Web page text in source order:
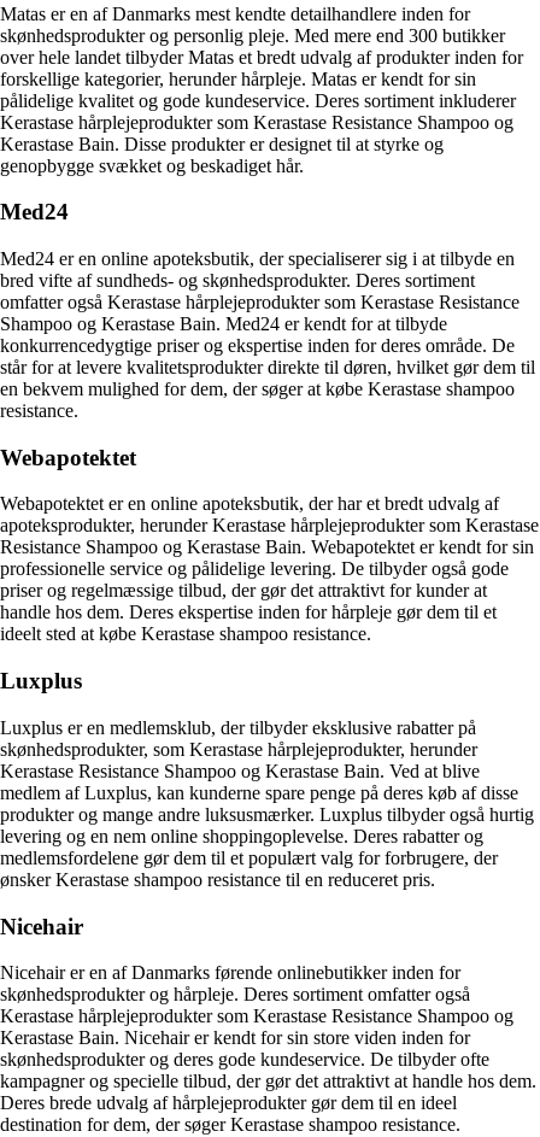
Matas er en af Danmarks mest kendte detailhandlere inden for
skønhedsprodukter og personlig pleje. Med mere end 300 butikker
over hele landet tilbyder Matas et bredt udvalg af produkter inden for
forskellige kategorier, herunder hårpleje. Matas er kendt for sin
pålidelige kvalitet og gode kundeservice. Deres sortiment inkluderer
Kerastase hårplejeprodukter som Kerastase Resistance Shampoo og
Kerastase Bain. Disse produkter er designet til at styrke og
genopbygge svækket og beskadiget hår.
Med24
Med24 er en online apoteksbutik, der specialiserer sig i at tilbyde en
bred vifte af sundheds- og skønhedsprodukter. Deres sortiment
omfatter også Kerastase hårplejeprodukter som Kerastase Resistance
Shampoo og Kerastase Bain. Med24 er kendt for at tilbyde
konkurrencedygtige priser og ekspertise inden for deres område. De
står for at levere kvalitetsprodukter direkte til døren, hvilket gør dem til
en bekvem mulighed for dem, der søger at købe Kerastase shampoo
resistance.
Webapotektet
Webapotektet er en online apoteksbutik, der har et bredt udvalg af
apoteksprodukter, herunder Kerastase hårplejeprodukter som Kerastase
Resistance Shampoo og Kerastase Bain. Webapotektet er kendt for sin
professionelle service og pålidelige levering. De tilbyder også gode
priser og regelmæssige tilbud, der gør det attraktivt for kunder at
handle hos dem. Deres ekspertise inden for hårpleje gør dem til et
ideelt sted at købe Kerastase shampoo resistance.
Luxplus
Luxplus er en medlemsklub, der tilbyder eksklusive rabatter på
skønhedsprodukter, som Kerastase hårplejeprodukter, herunder
Kerastase Resistance Shampoo og Kerastase Bain. Ved at blive
medlem af Luxplus, kan kunderne spare penge på deres køb af disse
produkter og mange andre luksusmærker. Luxplus tilbyder også hurtig
levering og en nem online shoppingoplevelse. Deres rabatter og
medlemsfordelene gør dem til et populært valg for forbrugere, der
ønsker Kerastase shampoo resistance til en reduceret pris.
Nicehair
Nicehair er en af Danmarks førende onlinebutikker inden for
skønhedsprodukter og hårpleje. Deres sortiment omfatter også
Kerastase hårplejeprodukter som Kerastase Resistance Shampoo og
Kerastase Bain. Nicehair er kendt for sin store viden inden for
skønhedsprodukter og deres gode kundeservice. De tilbyder ofte
kampagner og specielle tilbud, der gør det attraktivt at handle hos dem.
Deres brede udvalg af hårplejeprodukter gør dem til en ideel
destination for dem, der søger Kerastase shampoo resistance.